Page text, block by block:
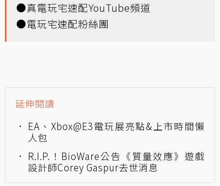
●真電玩宅速配YouTube頻道
●電玩宅速配粉絲團
延伸閱讀
EA、Xbox@E3電玩展亮點&上市時間懶
人包
R.I.P.！BioWare公告《質量效應》遊戲
設計師Corey Gaspur去世消息